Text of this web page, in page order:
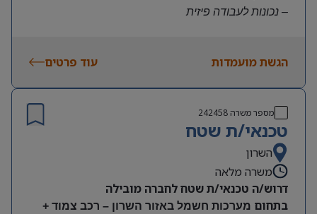
– נכונות לעבודה פיזית
משרה מלאה | ימים א-ה | 6:30-15:30
קרן השתלמות ובונוסים
עובד חברה מהיום הראשון
מיקום: חדרה
הגשת מועמדות עוד פרטים
מספר משרה242458
טכנאי/ת שטח
השרון
משרה מלאה
דרוש/ה טכנאי/ת שטח לחברה מובילה
בתחום מערכות חשמל באזור השרון – רכב צמוד +